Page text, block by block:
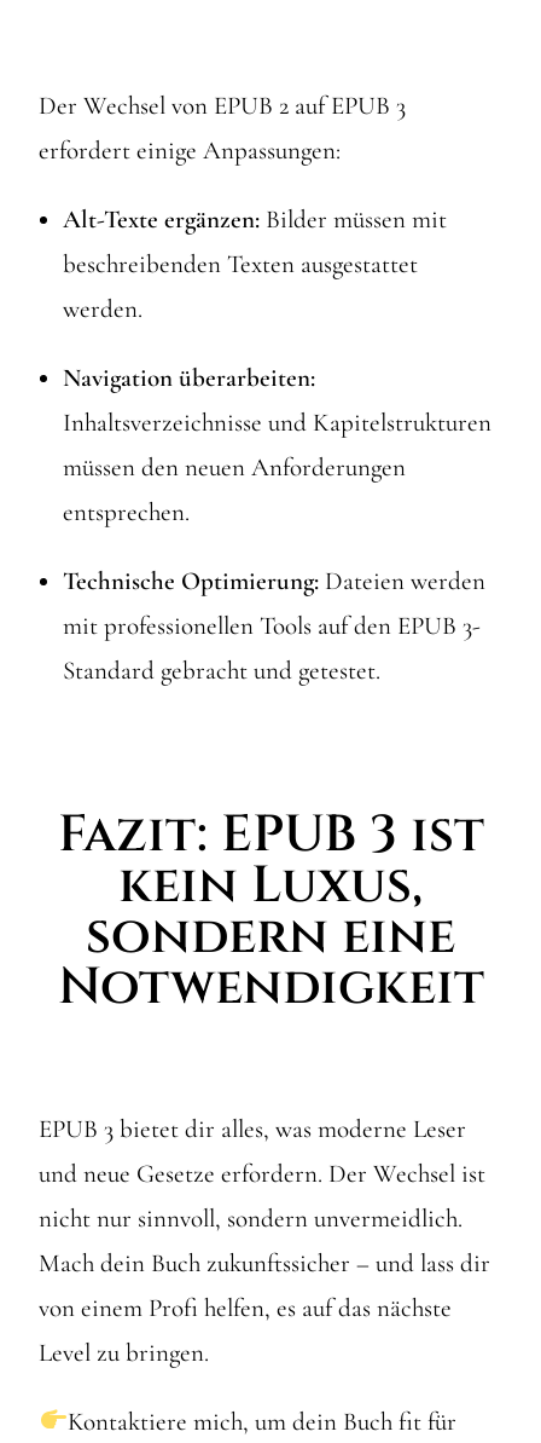
Der Wechsel von EPUB 2 auf EPUB 3
erfordert einige Anpassungen:
Alt-Texte ergänzen: Bilder müssen mit
beschreibenden Texten ausgestattet
werden.
Navigation überarbeiten:
Inhaltsverzeichnisse und Kapitelstrukturen
müssen den neuen Anforderungen
entsprechen.
Technische Optimierung: Dateien werden
mit professionellen Tools auf den EPUB 3-
Standard gebracht und getestet.
Fazit: EPUB 3 ist
kein Luxus,
sondern eine
Notwendigkeit
EPUB 3 bietet dir alles, was moderne Leser
und neue Gesetze erfordern. Der Wechsel ist
nicht nur sinnvoll, sondern unvermeidlich.
Mach dein Buch zukunftssicher – und lass dir
von einem Profi helfen, es auf das nächste
Level zu bringen.
Kontaktiere mich, um dein Buch fit für